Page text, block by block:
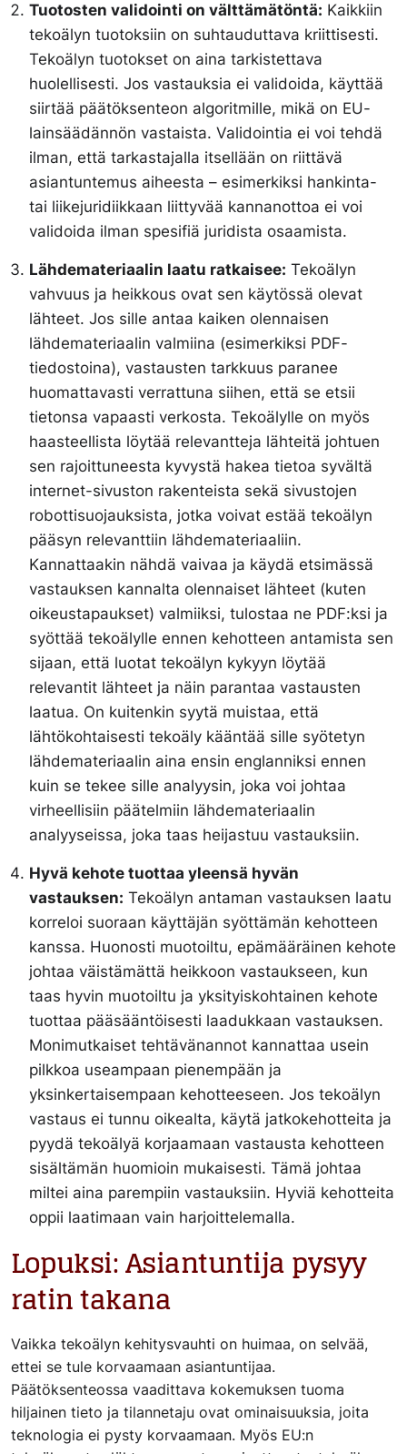
Tuotosten validointi on välttämätöntä: Kaikkiin
tekoälyn tuotoksiin on suhtauduttava kriittisesti.
Tekoälyn tuotokset on aina tarkistettava
huolellisesti. Jos vastauksia ei validoida, käyttää
siirtää päätöksenteon algoritmille, mikä on EU-
lainsäädännön vastaista. Validointia ei voi tehdä
ilman, että tarkastajalla itsellään on riittävä
asiantuntemus aiheesta – esimerkiksi hankinta-
tai liikejuridiikkaan liittyvää kannanottoa ei voi
validoida ilman spesifiä juridista osaamista.
Lähdemateriaalin laatu ratkaisee: Tekoälyn
vahvuus ja heikkous ovat sen käytössä olevat
lähteet. Jos sille antaa kaiken olennaisen
lähdemateriaalin valmiina (esimerkiksi PDF-
tiedostoina), vastausten tarkkuus paranee
huomattavasti verrattuna siihen, että se etsii
tietonsa vapaasti verkosta. Tekoälylle on myös
haasteellista löytää relevantteja lähteitä johtuen
sen rajoittuneesta kyvystä hakea tietoa syvältä
internet-sivuston rakenteista sekä sivustojen
robottisuojauksista, jotka voivat estää tekoälyn
pääsyn relevanttiin lähdemateriaaliin.
Kannattaakin nähdä vaivaa ja käydä etsimässä
vastauksen kannalta olennaiset lähteet (kuten
oikeustapaukset) valmiiksi, tulostaa ne PDF:ksi ja
syöttää tekoälylle ennen kehotteen antamista sen
sijaan, että luotat tekoälyn kykyyn löytää
relevantit lähteet ja näin parantaa vastausten
laatua. On kuitenkin syytä muistaa, että
lähtökohtaisesti tekoäly kääntää sille syötetyn
lähdemateriaalin aina ensin englanniksi ennen
kuin se tekee sille analyysin, joka voi johtaa
virheellisiin päätelmiin lähdemateriaalin
analyyseissa, joka taas heijastuu vastauksiin.
Hyvä kehote tuottaa yleensä hyvän
vastauksen: Tekoälyn antaman vastauksen laatu
korreloi suoraan käyttäjän syöttämän kehotteen
kanssa. Huonosti muotoiltu, epämääräinen kehote
johtaa väistämättä heikkoon vastaukseen, kun
taas hyvin muotoiltu ja yksityiskohtainen kehote
tuottaa pääsääntöisesti laadukkaan vastauksen.
Monimutkaiset tehtävänannot kannattaa usein
pilkkoa useampaan pienempään ja
yksinkertaisempaan kehotteeseen. Jos tekoälyn
vastaus ei tunnu oikealta, käytä jatkokehotteita ja
pyydä tekoälyä korjaamaan vastausta kehotteen
sisältämän huomioin mukaisesti. Tämä johtaa
miltei aina parempiin vastauksiin. Hyviä kehotteita
oppii laatimaan vain harjoittelemalla.
Lopuksi: Asiantuntija pysyy
ratin takana
Vaikka tekoälyn kehitysvauhti on huimaa, on selvää,
ettei se tule korvaamaan asiantuntijaa.
Päätöksenteossa vaadittava kokemuksen tuoma
hiljainen tieto ja tilannetaju ovat ominaisuuksia, joita
teknologia ei pysty korvaamaan. Myös EU:n